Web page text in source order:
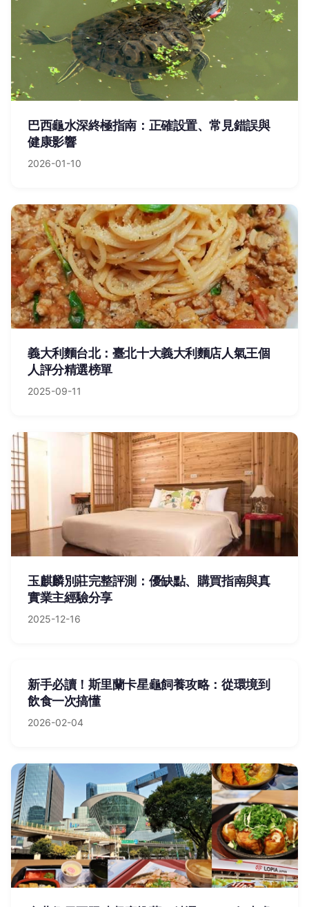
巴西龜水深終極指南：正確設置、常見錯誤與
健康影響
2026-01-10
義大利麵台北：臺北十大義大利麵店人氣王個
人評分精選榜單
2025-09-11
玉麒麟別莊完整評測：優缺點、購買指南與真
實業主經驗分享
2025-12-16
新手必讀！斯里蘭卡星龜飼養攻略：從環境到
飲食一次搞懂
2026-02-04